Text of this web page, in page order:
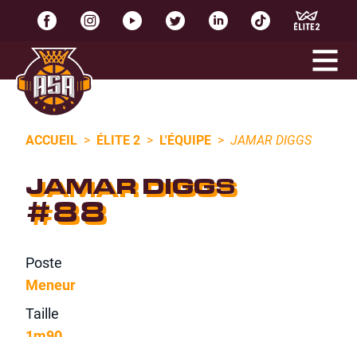
ACCUEIL > ÉLITE 2 > L'ÉQUIPE > JAMAR DIGGS
JAMAR DIGGS
#88
Poste
Meneur
Taille